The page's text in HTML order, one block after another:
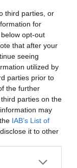
third parties, or
for
opt-out
that after your
seeing
utilized by
parties prior to
the further
parties on the
may
IAB’s List of
it to other
or more Google